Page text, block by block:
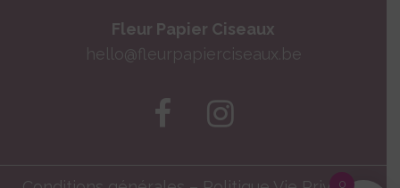
Fleur Papier Ciseaux
hello@fleurpapierciseaux.be
0